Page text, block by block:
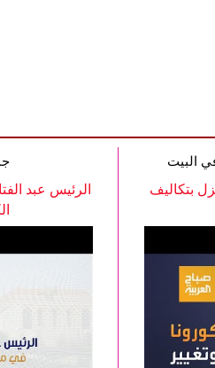
الرئيس عبد
البيت
بتكاليف